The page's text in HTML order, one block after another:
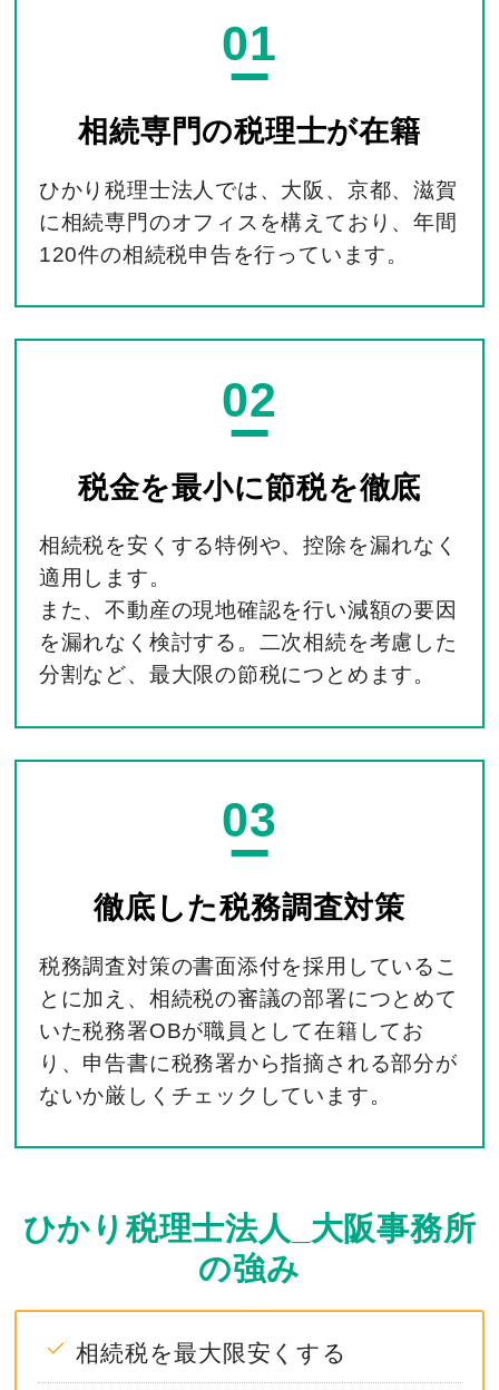
01
相続専門の税理士が在籍
ひかり税理士法人では、大阪、京都、滋賀
に相続専門のオフィスを構えており、年間
120件の相続税申告を行っています。
02
税金を最小に節税を徹底
相続税を安くする特例や、控除を漏れなく
適用します。
また、不動産の現地確認を行い減額の要因
を漏れなく検討する。二次相続を考慮した
分割など、最大限の節税につとめます。
03
徹底した税務調査対策
税務調査対策の書面添付を採用しているこ
とに加え、相続税の審議の部署につとめて
いた税務署OBが職員として在籍してお
り、申告書に税務署から指摘される部分が
ないか厳しくチェックしています。
ひかり税理士法人_大阪事務所
の強み
相続税を最大限安くする